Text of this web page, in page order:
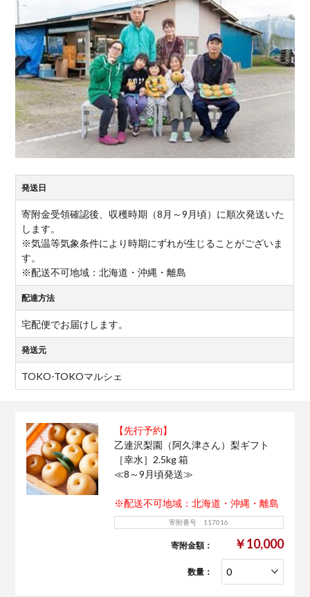
発送日
寄附金受領確認後、収穫時期（8月～9月頃）に順次発送いた
します。
※気温等気象条件により時期にずれが生じることがございま
す。
※配送不可地域：北海道・沖縄・離島
配達方法
宅配便でお届けします。
発送元
TOKO-TOKOマルシェ
【先行予約】
乙連沢梨園（阿久津さん）梨ギフト
［幸水］2.5kg 箱
≪8～9月頃発送≫
※配送不可地域：北海道・沖縄・離島
寄附番号 117016
寄附金額： ￥10,000
数量：